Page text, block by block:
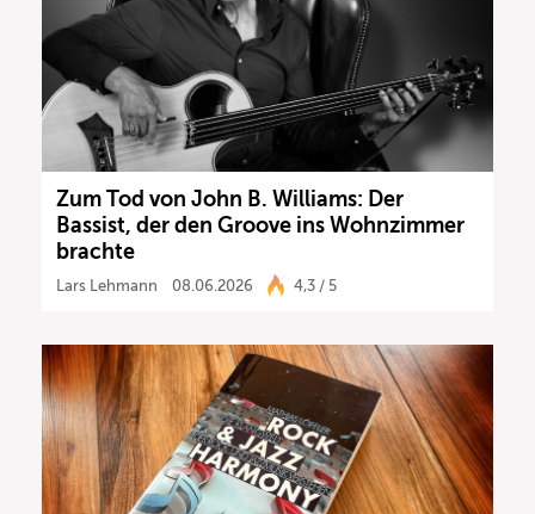
Zum Tod von John B. Williams: Der
Bassist, der den Groove ins Wohnzimmer
brachte
Lars Lehmann 08.06.2026 4,3 / 5